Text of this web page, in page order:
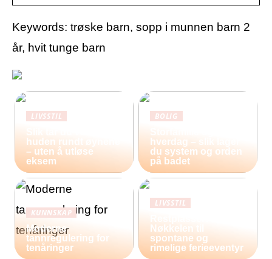
Keywords: trøske barn, sopp i munnen barn 2
år, hvit tunge barn
LIVSSTIL
huden rundt øynene
– uten å utløse
eksem
BOLIG
hverdag – slik lager
du system og orden
på badet
KUNNSKAP
Moderne
tannregulering for
tenåringer
LIVSSTIL
Nøkkelen til
spontane og
rimelige ferieeventyr